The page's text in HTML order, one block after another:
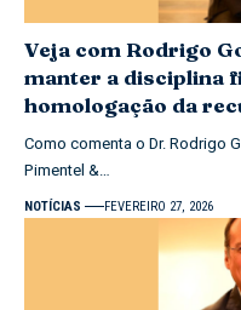
Veja com Rodrigo
manter a disciplina
homologação da
Como comenta o Dr. Rodrigo
Pimentel &…
NOTÍCIAS FEVEREIRO 27, 2026